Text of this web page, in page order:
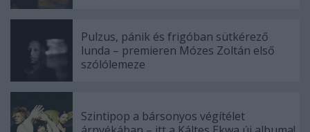
Pulzus, pánik és frigóban sütkérező
lunda – premieren Mózes Zoltán első
szólólemeze
Szintipop a bársonyos végítélet